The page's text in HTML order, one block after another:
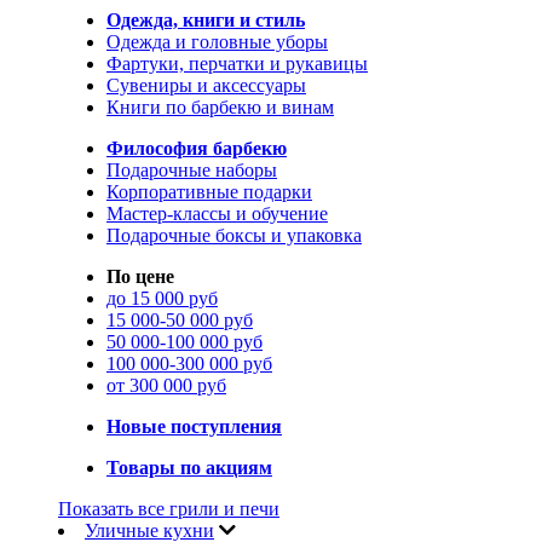
Одежда, книги и стиль
Одежда и головные уборы
Фартуки, перчатки и рукавицы
Сувениры и аксессуары
Книги по барбекю и винам
Философия барбекю
Подарочные наборы
Корпоративные подарки
Мастер-классы и обучение
Подарочные боксы и упаковка
По цене
до 15 000 руб
15 000-50 000 руб
50 000-100 000 руб
100 000-300 000 руб
от 300 000 руб
Новые поступления
Товары по акциям
Показать все грили и печи
Уличные кухни